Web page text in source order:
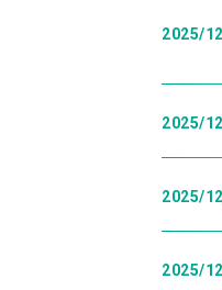
2025/
2025/
2025/
2025/